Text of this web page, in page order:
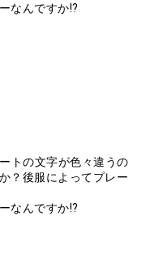
なんですか!?
トの文字が色々違うの
？後服によってプレー
なんですか!?